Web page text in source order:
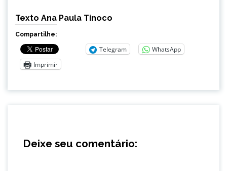
Texto Ana Paula Tinoco
Compartilhe:
Telegram
WhatsApp
Imprimir
Deixe seu comentário: